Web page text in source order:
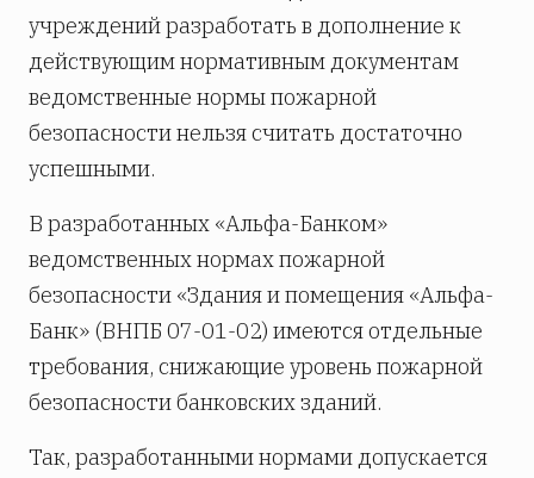
учреждений разработать в дополнение к
действующим нормативным документам
ведомственные нормы пожарной
безопасности нельзя считать достаточно
успешными.
В разработанных «Альфа-Банком»
ведомственных нормах пожарной
безопасности «Здания и помещения «Альфа-
Банк» (ВНПБ 07-01-02) имеются отдельные
требования, снижающие уровень пожарной
безопасности банковских зданий.
Так, разработанными нормами допускается